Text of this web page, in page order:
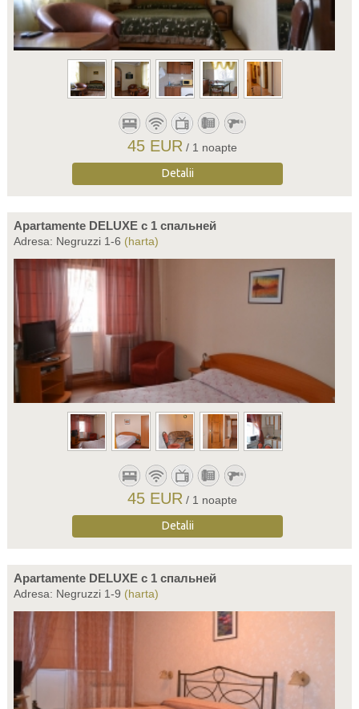
45 EUR / 1 noapte
Detalii
Apartamente DELUXE c 1 спальней
Adresa: Negruzzi 1-6 (harta)
45 EUR / 1 noapte
Detalii
Apartamente DELUXE c 1 спальней
Adresa: Negruzzi 1-9 (harta)